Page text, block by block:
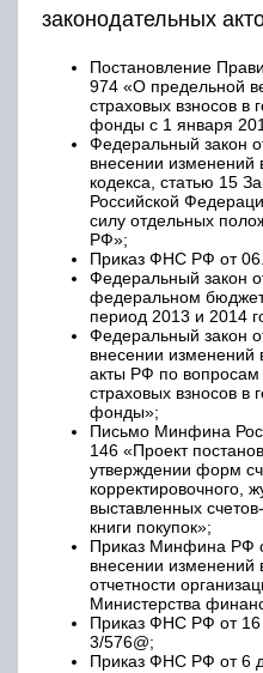
законодательных
Постановление
974 «О предельной
страховых взносов в
фонды с 1 января
Федеральный закон
внесении изменений
кодекса, статью 15
Российской
силу отдельных
РФ»;
Приказ ФНС РФ от
Федеральный закон
федеральном
период 2013 и 2014
Федеральный закон
внесении изменений
акты РФ по вопросам
страховых взносов в
фонды»;
Письмо Минфина
146 «Проект
утверждении форм
корректировочного,
выставленных
книги покупок»;
Приказ Минфина РФ
внесении изменений
отчетности
Министерства
Приказ ФНС РФ от 16
3/576@;
Приказ ФНС РФ от 6